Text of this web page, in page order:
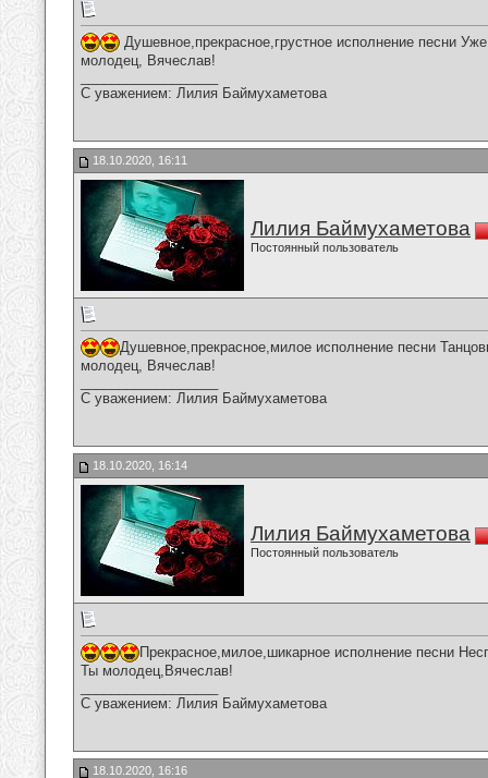
Душевное,прекрасное,грустное исполнение песни
молодец, Вячеслав!
С уважением: Лилия Баймухаметова
18.10.2020, 16:11
Лилия Баймухаметова
Постоянный пользователь
Душевное,прекрасное,милое исполнение песни
молодец, Вячеслав!
С уважением: Лилия Баймухаметова
18.10.2020, 16:14
Лилия Баймухаметова
Постоянный пользователь
Прекрасное,милое,шикарное исполнение песни
Ты молодец,Вячеслав!
С уважением: Лилия Баймухаметова
18.10.2020, 16:16